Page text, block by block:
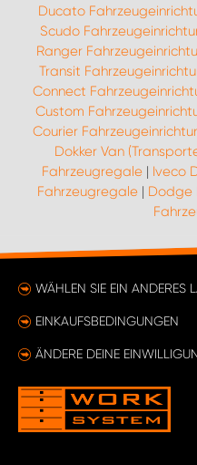
Ducato
Scudo
Ranger
Transit
Connect
Custom
Courier
Dokker Van
Fahrzeugregale| Iveco
Fahrzeugregale | Dodge
WÄHLEN SIE EIN ANDERES
EINKAUFSBEDINGUNGEN
ÄNDERE DEINE